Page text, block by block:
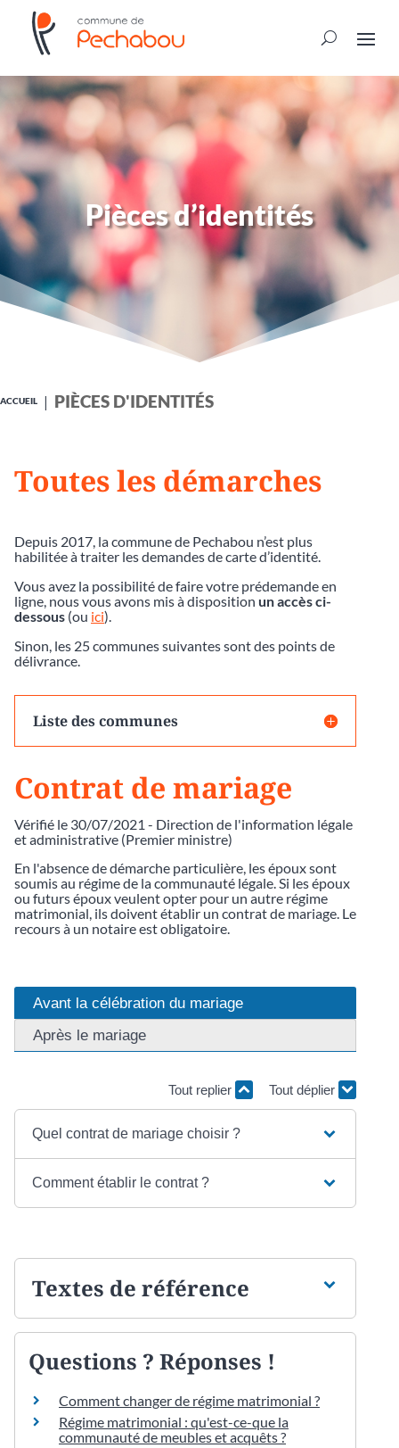
Pièces d’identités
ACCUEIL PIÈCES D'IDENTITÉS
Toutes les démarches
Depuis 2017, la commune de Pechabou n’est plus
habilitée à traiter les demandes de carte d’identité.
Vous avez la possibilité de faire votre prédemande en
ligne, nous vous avons mis à disposition un accès ci-
dessous (ou ici).
Sinon, les 25 communes suivantes sont des points de
délivrance.
Liste des communes
Contrat de mariage
Vérifié le 30/07/2021 - Direction de l'information légale
et administrative (Premier ministre)
En l'absence de démarche particulière, les époux sont
soumis au régime de la communauté légale. Si les époux
ou futurs époux veulent opter pour un autre régime
matrimonial, ils doivent établir un contrat de mariage. Le
recours à un notaire est obligatoire.
Avant la célébration du mariage
Après le mariage
Tout replier Tout déplier
Quel contrat de mariage choisir ?
Comment établir le contrat ?
Textes de référence
Questions ? Réponses !
Comment changer de régime matrimonial ?
Régime matrimonial : qu'est-ce-que la
communauté de meubles et acquêts ?